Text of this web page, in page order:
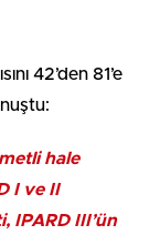
42’den 81’e
hale
I ve II
IPARD III’ün